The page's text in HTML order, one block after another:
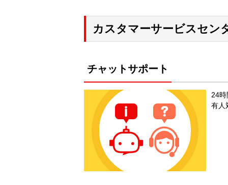
カスタマーサービスセン
チャットサポート
24
有人